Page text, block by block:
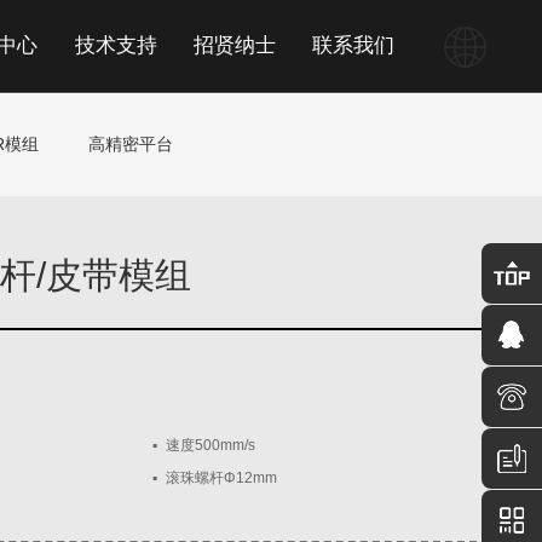
心 技术支持 招贤纳士 联系我们
模组 高精密平台
/皮带模组
▪ 速度500mm/s
▪ 滚珠螺杆Φ12mm